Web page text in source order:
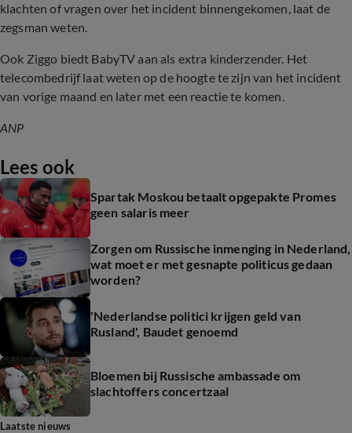
klachten of vragen over het incident binnengekomen, laat de
zegsman weten.
Ook Ziggo biedt BabyTV aan als extra kinderzender. Het
telecombedrijf laat weten op de hoogte te zijn van het incident
van vorige maand en later met een reactie te komen.
ANP
Lees ook
Spartak Moskou betaalt opgepakte Promes
geen salaris meer
Zorgen om Russische inmenging in Nederland,
wat moet er met gesnapte politicus gedaan
worden?
'Nederlandse politici krijgen geld van
Rusland', Baudet genoemd
Bloemen bij Russische ambassade om
slachtoffers concertzaal
Laatste nieuws